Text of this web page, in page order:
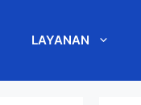
LAYANAN